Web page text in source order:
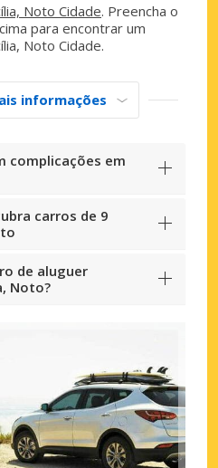
Noto Cidade. Preencha o
para encontrar um
Noto Cidade.
informações
complicações em
carros de 9
de aluguer
Noto?